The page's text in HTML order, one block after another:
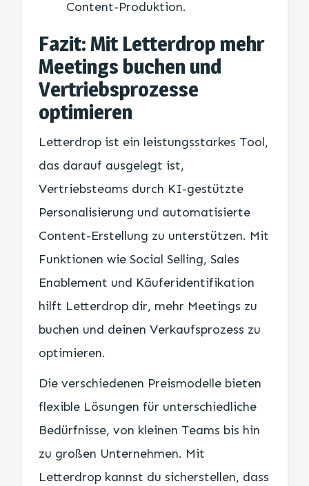
Content-Produktion.
Fazit: Mit Letterdrop mehr
Meetings buchen und
Vertriebsprozesse
optimieren
Letterdrop ist ein leistungsstarkes Tool,
das darauf ausgelegt ist,
Vertriebsteams durch KI-gestützte
Personalisierung und automatisierte
Content-Erstellung zu unterstützen. Mit
Funktionen wie Social Selling, Sales
Enablement und Käuferidentifikation
hilft Letterdrop dir, mehr Meetings zu
buchen und deinen Verkaufsprozess zu
optimieren.
Die verschiedenen Preismodelle bieten
flexible Lösungen für unterschiedliche
Bedürfnisse, von kleinen Teams bis hin
zu großen Unternehmen. Mit
Letterdrop kannst du sicherstellen, dass